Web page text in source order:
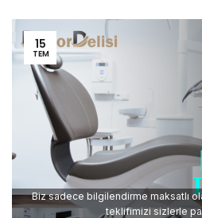
15
TEM
Biz sadece bilgilendirme maksatlı
teklifimizi sizlerle